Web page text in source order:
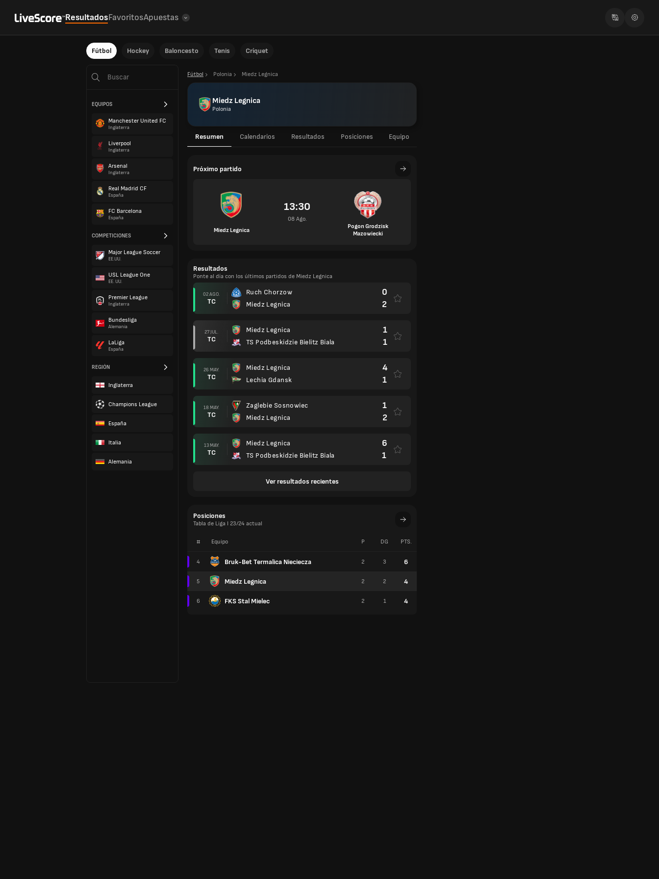
ResultadosFavoritosApuestas
Fútbol Hockey Baloncesto Tenis Críquet
EQUIPOS
Manchester United FC
Inglaterra
Liverpool
Inglaterra
Arsenal
Inglaterra
Real Madrid CF
España
FC Barcelona
España
COMPETICIONES
Major League Soccer
EE.UU.
USL League One
EE. UU.
Premier League
Inglaterra
Bundesliga
Alemania
LaLiga
España
REGIÓN
Inglaterra
Champions League
España
Italia
Alemania
Fútbol Polonia Miedz Legnica
Miedz Legnica
Polonia
Resumen Calendarios Resultados Posiciones Equipo
Próximo partido
Miedz Legnica
13:30
08 Ago.
Pogon Grodzisk
Mazowiecki
Resultados
Ponte al día con los últimos partidos de Miedz Legnica
02 AGO.
TC
Ruch Chorzow
Miedz Legnica
0
2
27 JUL.
TC
Miedz Legnica
TS Podbeskidzie Bielitz Biala
1
1
26 MAY.
TC
Miedz Legnica
Lechia Gdansk
4
1
18 MAY.
TC
Zaglebie Sosnowiec
Miedz Legnica
1
2
13 MAY.
TC
Miedz Legnica
TS Podbeskidzie Bielitz Biala
6
1
Ver resultados recientes
Posiciones
Tabla de Liga I 23/24 actual
# Equipo
4 Bruk-Bet Termalica Nieciecza
5 Miedz Legnica
6 FKS Stal Mielec
P DG PTS.
2 3 6
2 2 4
2 1 4